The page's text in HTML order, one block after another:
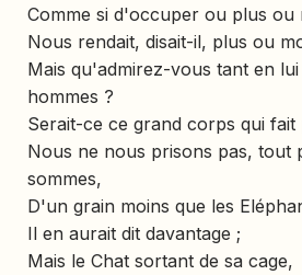
Comme si d'occuper ou plus ou
Nous rendait, disait-il, plus ou
Mais qu'admirez-vous tant en
hommes ?
Serait-ce ce grand corps qui
Nous ne nous prisons pas, tout
sommes,
D'un grain moins que les
Il en aurait dit davantage ;
Mais le Chat sortant de sa cage,